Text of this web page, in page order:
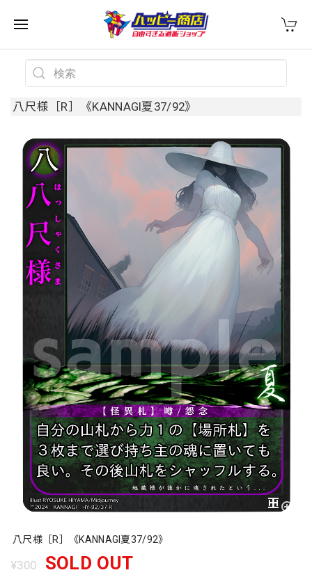
八尺様［R］《KANNAGI夏37/92》
八尺様［R］《KANNAGI夏37/92》
¥300 SOLD OUT